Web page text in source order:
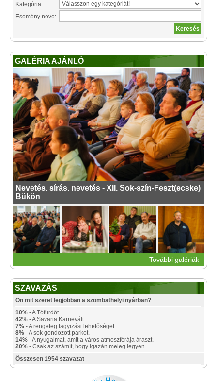
Kategória:
Esemény neve:
GALÉRIA AJÁNLÓ
Nevetés, sírás, nevetés - XII. Sok-szín-Feszt(ecske)
Bükön
További galériák
SZAVAZÁS
Ön mit szeret legjobban a szombathelyi nyárban?
10% - A Tófürdőt.
42% - A Savaria Karnevált.
7% - A rengeteg fagyizási lehetőséget.
8% - A sok gondozott parkot.
14% - A nyugalmat, amit a város atmoszférája áraszt.
20% - Csak az számít, hogy igazán meleg legyen.
Összesen 1954 szavazat